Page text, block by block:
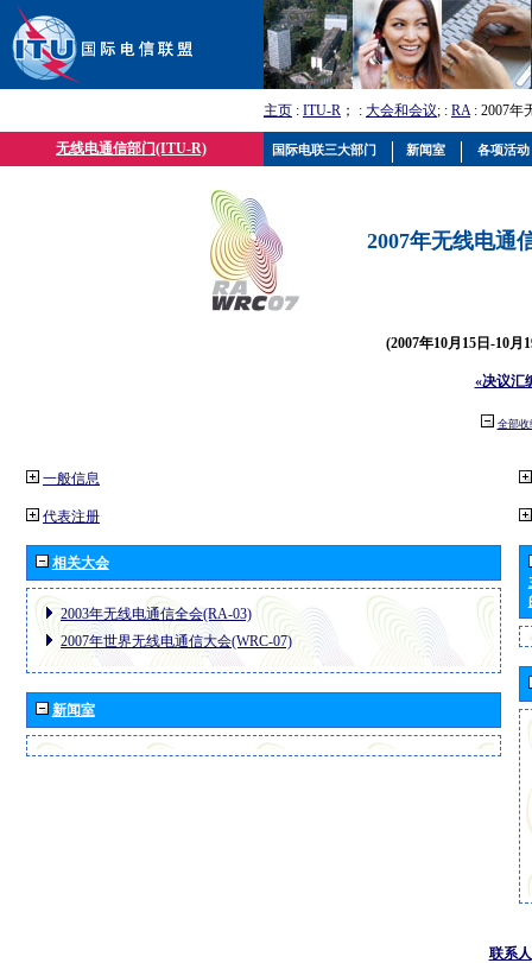
主页 : ITU-R ； : 大会和会议; : RA: 2007年
无线电通信部门(ITU-R)
2007年无线电通
(2007年10月15日-10月
«决议汇
全部收
一般信息
代表注册
相关大会
2003年无线电通信全会(RA-03)
2007年世界无线电通信大会(WRC-07)
新闻室
联系人
国际电联三大部门 新闻室 各项活动